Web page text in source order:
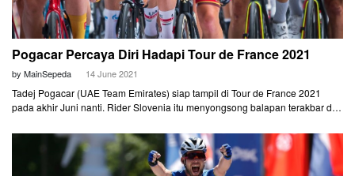
Pogacar Percaya Diri Hadapi Tour de France 2021
by MainSepeda 14 June 2021
Tadej Pogacar (UAE Team Emirates) siap tampil di Tour de France 2021
pada akhir Juni nanti. Rider Slovenia itu menyongsong balapan terakbar di
Minggu (13/6) kemarin.